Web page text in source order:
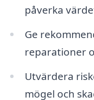
påverka
Ge
reparationer
Utvärdera
mögel och